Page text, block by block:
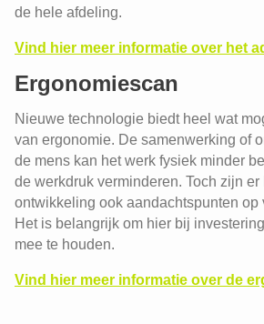
de hele afdeling.
Vind hier meer informatie over het
Ergonomiescan
Nieuwe technologie biedt heel wat
van ergonomie. De samenwerking of
de mens kan het werk fysiek minder
de werkdruk verminderen. Toch zijn
ontwikkeling ook aandachtspunten op
Het is belangrijk om hier bij
mee te houden.
Vind hier meer informatie over de